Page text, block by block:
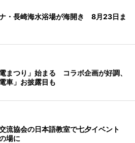
・長崎海水浴場が海開き 8月23日ま
まつり」始まる コラボ企画が好調、
車」お披露目も
流協会の日本語教室で七夕イベント
場に